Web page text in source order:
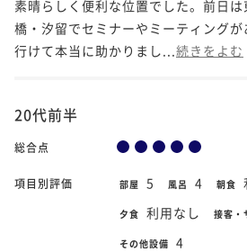
素晴らしく便利な位置でした。前日
橋・汐留でセミナーやミーティング
行けて本当に助かりまし... 続きをよむ
20代前半
総合点
項目別評価 部屋 5 風呂 4 朝食
夕食 利用なし 接客・
その他設備 4